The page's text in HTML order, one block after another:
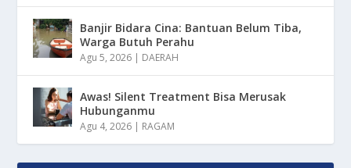
Banjir Bidara Cina: Bantuan Belum Tiba,
Warga Butuh Perahu
Agu 5, 2026 | DAERAH
Awas! Silent Treatment Bisa Merusak
Hubunganmu
Agu 4, 2026 | RAGAM